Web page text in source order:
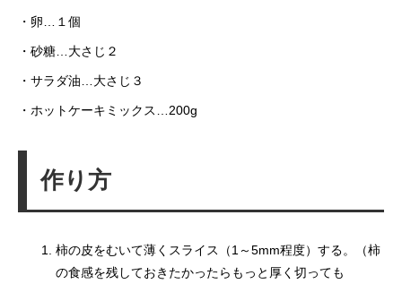
・卵…１個
・砂糖…大さじ２
・サラダ油…大さじ３
・ホットケーキミックス…200g
作り方
柿の皮をむいて薄くスライス（1～5mm程度）する。（柿
の食感を残しておきたかったらもっと厚く切っても